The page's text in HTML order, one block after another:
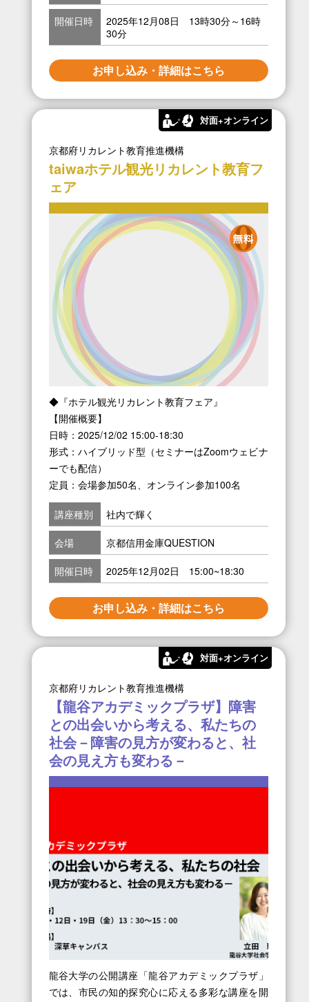
開催日時
2025年12月08日 13時30分～16時
30分
お申し込み・詳細はこちら
対面+オンライン
京都府リカレント教育推進機構
taiwaホテル観光リカレント教育フ
ェア
◆『ホテル観光リカレント教育フェア』
【開催概要】
日時：2025/12/02 15:00-18:30
形式：ハイブリッド型（セミナーはZoomウェビナ
ーでも配信）
定員：会場参加50名、オンライン参加100名
講座種別 社内で輝く
会場 京都信用金庫QUESTION
開催日時 2025年12月02日 15:00~18:30
お申し込み・詳細はこちら
対面+オンライン
京都府リカレント教育推進機構
【龍谷アカデミックプラザ】障害
との出会いから考える、私たちの
社会－障害の見方が変わると、社
会の見え方も変わる－
龍谷大学の公開講座「龍谷アカデミックプラザ」
では、市民の知的探究心に応える多彩な講座を開